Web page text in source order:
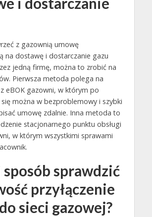
z gazownią umowę
na dostawę i dostarczanie gazu
jedną firmę, można to zrobić na
Pierwsza metoda polega na
eBOK gazowni, w którym po
można w bezproblemowy i szybki
umowę zdalnie. Inna metoda to
stacjonarnego punktu obsługi
w którym wszystkimi sprawami
sprawdzić
przyłączenie
sieci gazowej?